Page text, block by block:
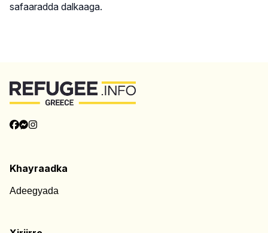
safaaradda dalkaaga.
Khayraadka
Adeegyada